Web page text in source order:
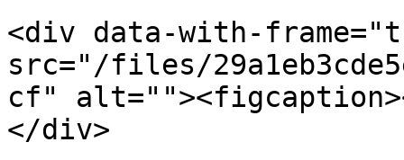
<div data-with-
src="/files/
cf"
</div>